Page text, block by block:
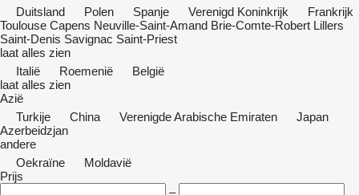
Duitsland
Polen Spanje Verenigd Koninkrijk
Frankrijk
Toulouse Capens Neuville-Saint-Amand Brie-Comte-Robert Lillers
Saint-Denis Savignac Saint-Priest
laat alles zien
Italië
Roemenië
België
laat alles zien
Azië
Turkije
China Verenigde Arabische Emiraten
Japan
Azerbeidzjan
andere
Oekraïne
Moldavië
Prijs
–